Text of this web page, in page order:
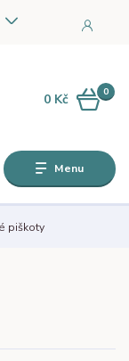
Menu
0
0 Kč
piškoty